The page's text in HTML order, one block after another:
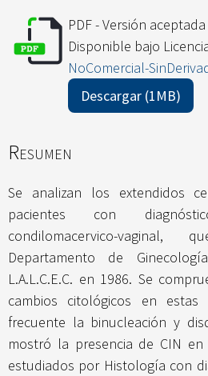
PDF - Versión aceptada
Disponible bajo
NoComercial-
Descargar (1MB)
Resumen
Se analizan los extendidos
pacientes con
condilomacervico-
Departamento de
L.A.L.C.E.C. en 1986. Se
cambios citológicos en estas
frecuente la binucleación y
mostró la presencia de CIN
estudiados por Histología con